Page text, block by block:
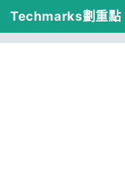
跳
主
Techmarks劃重點